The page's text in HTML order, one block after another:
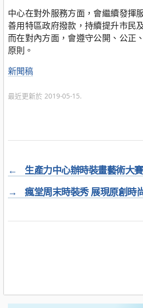
中心在對外服務方面，會繼續發揮
善用特區政府撥款，持續提升市民
而在對內方面，會遵守公開、公正
原則。
分
新聞稿
最近更新於 2019-05-15.
←
生產力中心辦時裝畫藝術大賽
→
瘋堂周末時裝秀 展現原創時